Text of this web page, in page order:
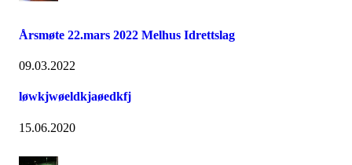
Årsmøte 22.mars 2022 Melhus Idrettslag
09.03.2022
løwkjwøeldkjaøedkfj
15.06.2020